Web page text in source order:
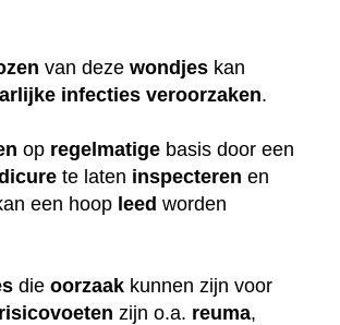
van deze wondjes kan
infecties veroorzaken.
op regelmatige basis door een
te laten inspecteren en
een hoop leed worden
die oorzaak kunnen zijn voor
risicovoeten zijn o.a. reuma,